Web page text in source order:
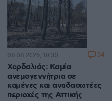
Χαρδαλιάς: Καμία
ανεμογεννήτρια σε
καμένες και αναδασωτέες
περιοχές της Αττικής
08.08.2026, 10:30 54